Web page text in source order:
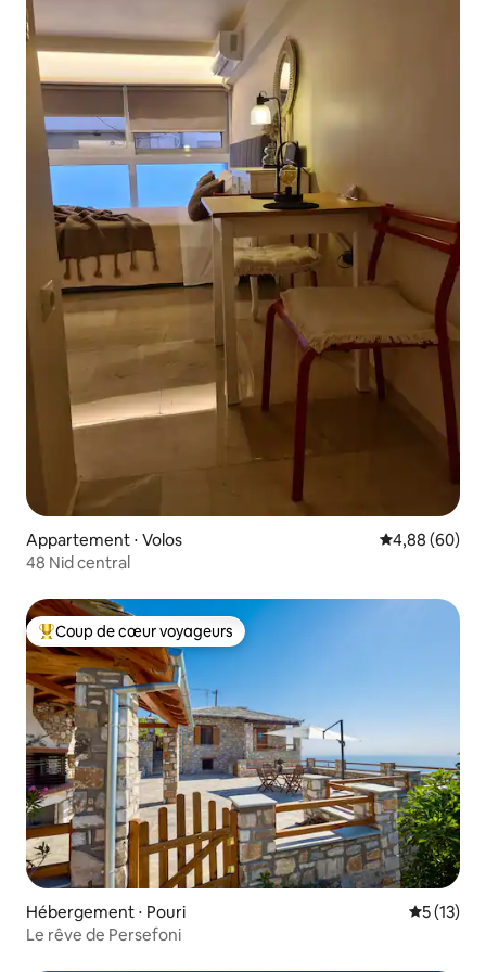
Appartement ⋅ Volos Évaluation
4,88 (60)
48 Nid central
Coups de cœur voyageurs les plus appréciés
Coup de cœur voyageurs
Hébergement ⋅ Pouri
5 (13)
Le rêve de Persefoni